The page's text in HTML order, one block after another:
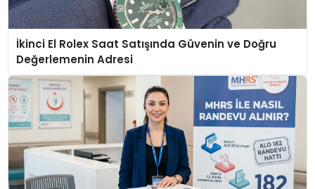
İkinci El Rolex Saat Satışında Güvenin ve Doğru
Değerlemenin Adresi